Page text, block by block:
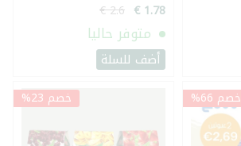
متوفر حاليا
أضف للسلة
خصم 66% خصم 23%